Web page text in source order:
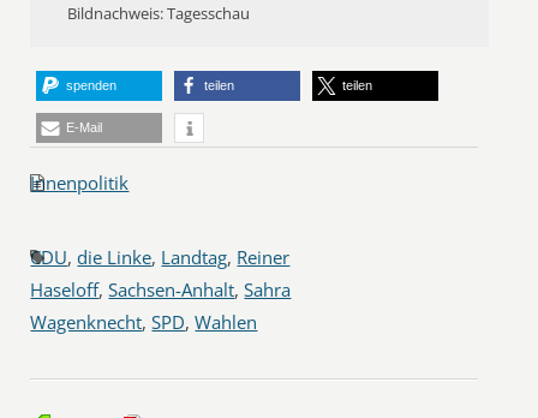
Bildnachweis: Tagesschau
spenden teilen teilen
E-Mail
Innenpolitik
CDU,die Linke, Landtag, Reiner
Haseloff,Sachsen-Anhalt,Sahra
Wagenknecht,SPD,Wahlen